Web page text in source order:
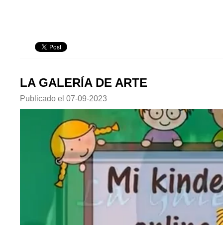
LA GALERÍA DE ARTE
Publicado el 07-09-2023